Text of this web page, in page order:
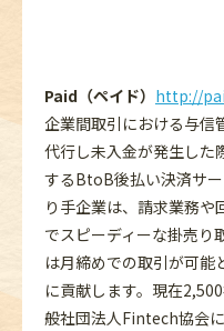
Paid（ペイド） http://
企業間取引における与信
代行し未入金が発生した
するBtoB後払い決済サ
り手企業は、請求業務や
でスピーディーな掛売り
は月締めでの取引が可能
に貢献します。現在
般社団法人Fintech協会に